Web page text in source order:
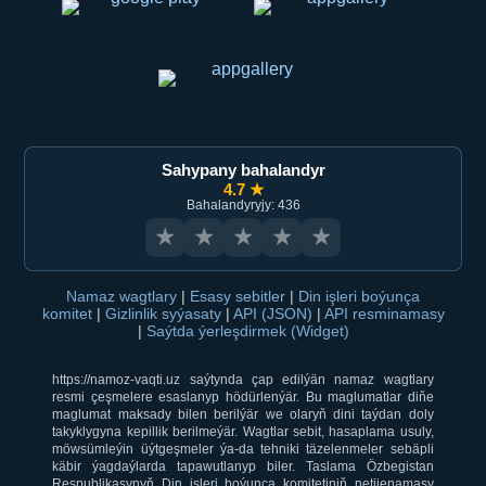
Sahypany bahalandyr
4.7 ★
Bahalandyryjy: 436
★ ★ ★ ★ ★
Namaz wagtlary | Esasy sebitler | Din işleri boýunça
komitet | Gizlinlik syýasaty | API (JSON) | API resminamasy
| Saýtda ýerleşdirmek (Widget)
https://namoz-vaqti.uz saýtynda çap edilýän namaz wagtlary
resmi çeşmelere esaslanyp hödürlenýär. Bu maglumatlar diňe
maglumat maksady bilen berilýär we olaryň dini taýdan doly
takyklygyna kepillik berilmeýär. Wagtlar sebit, hasaplama usuly,
möwsümleýin üýtgeşmeler ýa-da tehniki täzelenmeler sebäpli
käbir ýagdaýlarda tapawutlanyp biler. Taslama Özbegistan